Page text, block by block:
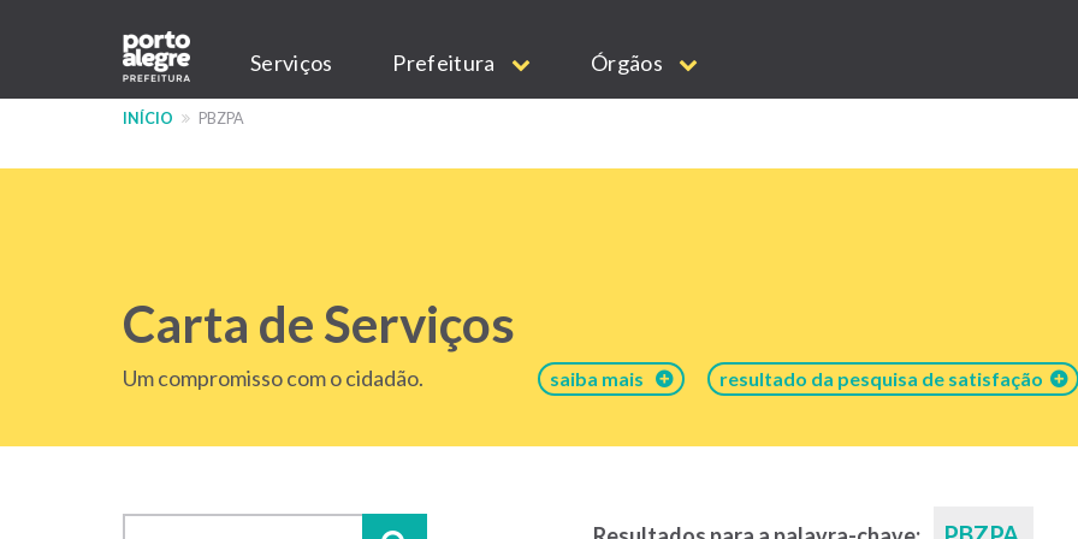
conteúdo
Main
navigation
Serviços Prefeitura Órgãos
INÍCIO PBZPA
Carta de Serviços
Um compromisso com o cidadão. saiba mais resultado da pesquisa de satisfação